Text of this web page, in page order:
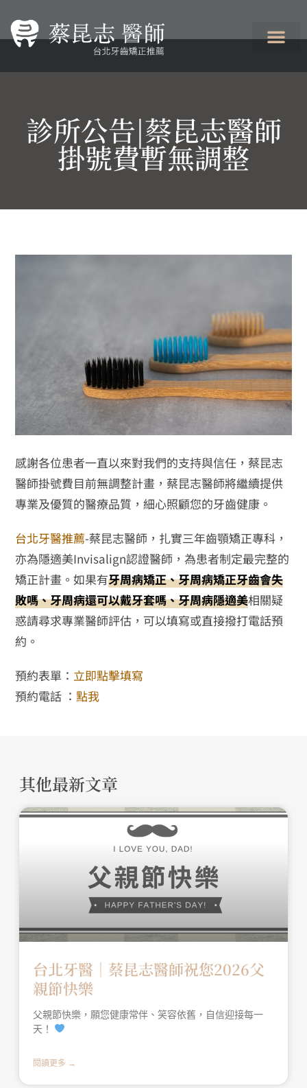
診所公告|蔡昆志醫師
掛號費暫無調整
感謝各位患者一直以來對我們的支持與信任，蔡昆志
醫師掛號費目前無調整計畫，蔡昆志醫師將繼續提供
專業及優質的醫療品質，細心照顧您的牙齒健康。
台北牙醫推薦-蔡昆志醫師，扎實三年齒顎矯正專科，
亦為隱適美Invisalign認證醫師，為患者制定最完整的
矯正計畫。如果有牙周病矯正、牙周病矯正牙齒會失
敗嗎、牙周病還可以戴牙套嗎、牙周病隱適美相關疑
惑請尋求專業醫師評估，可以填寫或直接撥打電話預
約。
預約表單： 立即點擊填寫
預約電話 ：點我
其他最新文章
台北牙醫│蔡昆志醫師祝您2026父
親節快樂
父親節快樂，願您健康常伴、笑容依舊，自信迎接每一
天！
閱讀更多 →